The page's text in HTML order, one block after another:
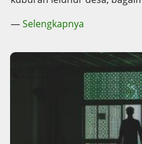
—Selengkapnya